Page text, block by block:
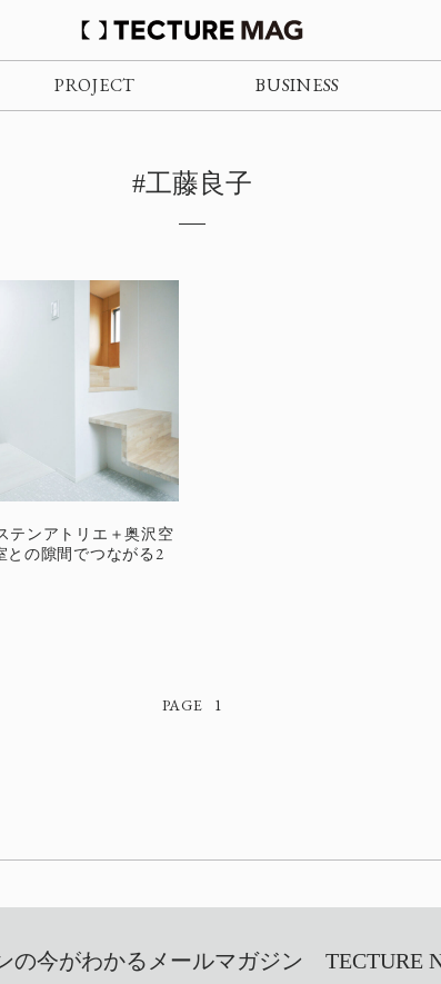
PROJECT BUSINESS
#工藤良子
テンアトリエ＋奥沢空
との隙間でつながる2
1
の今がわかるメールマガジン TECTURE